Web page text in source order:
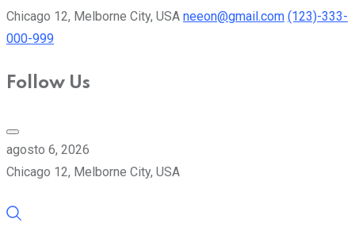
Chicago 12, Melborne City, USA neeon@gmail.com (123)-333-
000-999
Follow Us
agosto 6, 2026
Chicago 12, Melborne City, USA